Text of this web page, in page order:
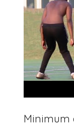
Minimum